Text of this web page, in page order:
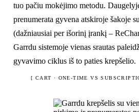
tuo pačiu mokėjimo metodu.
prenumerata gyvena atskiroje šakoje
(dažniausiai per išorinį įrankį –
Garrdu sistemoje vienas srautas
gyvavimo ciklus iš to paties krepšelio.
[ CART · ONE-TIME VS